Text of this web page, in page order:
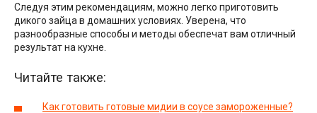
Следуя этим рекомендациям, можно легко приготовить
дикого зайца в домашних условиях. Уверена, что
разнообразные способы и методы обеспечат вам отличный
результат на кухне.
Читайте также:
Как готовить готовые мидии в соусе замороженные?